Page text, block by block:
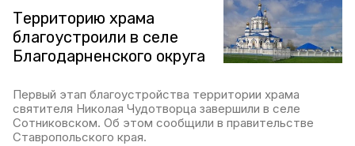
Территорию храма
благоустроили в селе
Благодарненского округа
Первый этап благоустройства территории храма
святителя Николая Чудотворца завершили в селе
Сотниковском. Об этом сообщили в правительстве
Ставропольского края.